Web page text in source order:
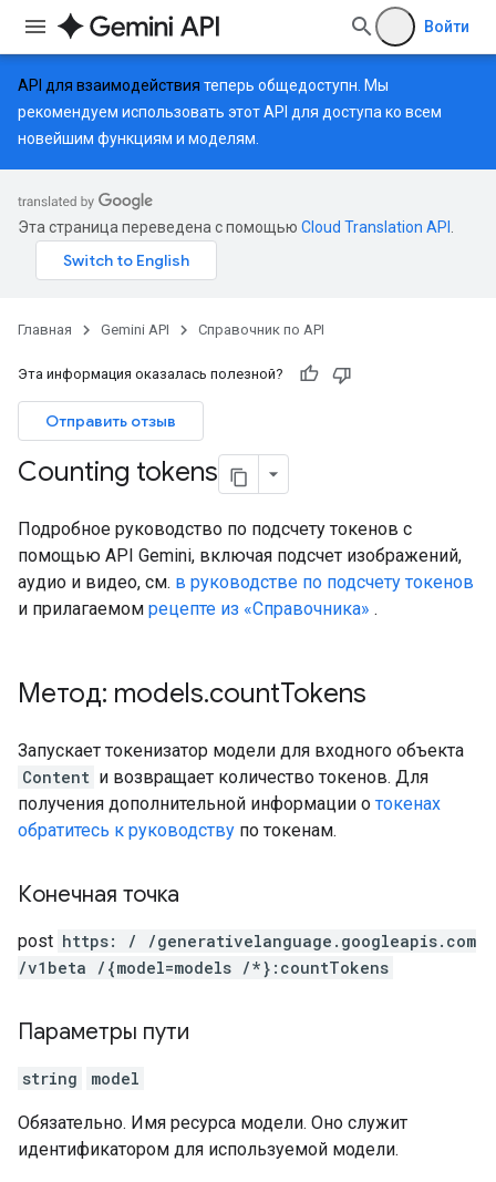
Войти
API для взаимодействия теперь общедоступн. Мы
рекомендуем использовать этот API для доступа ко всем
новейшим функциям и моделям.
Эта страница переведена с помощью Cloud Translation API
Главная Gemini API Справочник по API
Эта информация оказалась полезной?
Отправить отзыв
Counting tokens
Подробное руководство по подсчету токенов с
помощью API Gemini, включая подсчет изображений,
аудио и видео, см. в руководстве по подсчету токенов
и прилагаемом рецепте из «Справочника» .
Метод: models.countTokens
Запускает токенизатор модели для входного объекта
Content и возвращает количество токенов. Для
получения дополнительной информации о токенах
обратитесь к руководству по токенам.
Конечная точка
post https: / /generativelanguage.googleapis.com
/v1beta /{model=models /*}:countTokens
Параметры пути
string model
Обязательно. Имя ресурса модели. Оно служит
идентификатором для используемой модели.